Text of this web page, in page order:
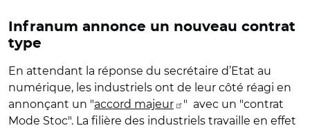
Infranum annonce un nouveau contrat
type
En attendant la réponse du secrétaire d’Etat au
numérique, les industriels ont de leur côté réagi en
annonçant un "accord majeur
" avec un "contrat
Mode Stoc". La filière des industriels travaille en effet